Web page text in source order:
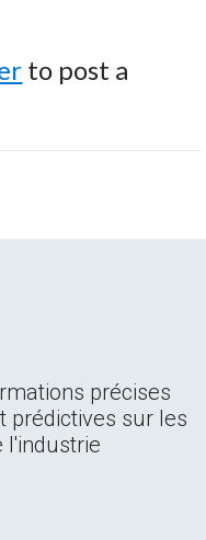
to post a
précises
prédictives sur les
l'industrie